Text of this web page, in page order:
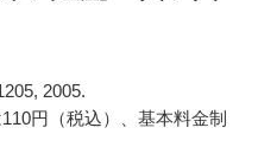
2005.
円（税込）、基本料金制